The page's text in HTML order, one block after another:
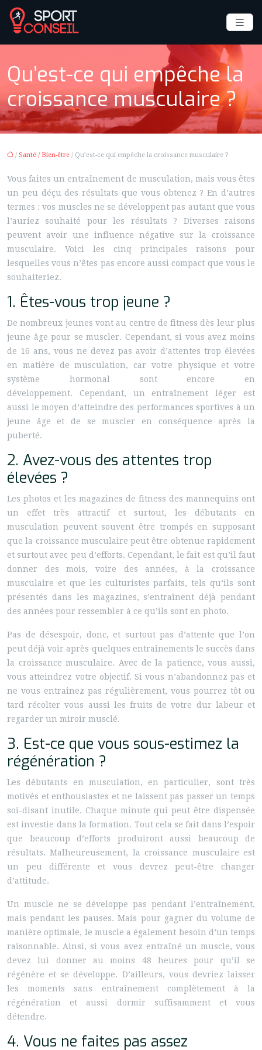
Qu’est-ce qui empêche la
croissance musculaire ?
/ Santé / Bien-être / Qu’est-ce qui empêche la croissance musculaire ?
Vous faites un entraînement de musculation, mais vous êtes
un peu déçu des résultats que vous obtenez ? En d’autres
termes : vos muscles ne se développent pas autant que vous
l’auriez souhaité pour les résultats ? Diverses raisons
peuvent avoir une influence négative sur la croissance
musculaire. Voici les cinq principales raisons pour
lesquelles vous n’êtes pas encore aussi compact que vous le
souhaiteriez.
1. Êtes-vous trop jeune ?
De nombreux jeunes vont au centre de fitness dès leur plus
jeune âge pour se muscler. Cependant, si vous avez moins
de 16 ans, vous ne devez pas avoir d’attentes trop élevées
en matière de musculation, car votre physique et votre
système hormonal sont encore en
développement. Cependant, un entraînement léger est
aussi le moyen d’atteindre des performances sportives à un
jeune âge et de se muscler en conséquence après la
puberté.
2. Avez-vous des attentes trop
élevées ?
Les photos et les magazines de fitness des mannequins ont
un effet très attractif et surtout, les débutants en
musculation peuvent souvent être trompés en supposant
que la croissance musculaire peut être obtenue rapidement
et surtout avec peu d’efforts. Cependant, le fait est qu’il faut
donner des mois, voire des années, à la croissance
musculaire et que les culturistes parfaits, tels qu’ils sont
présentés dans les magazines, s’entraînent déjà pendant
des années pour ressembler à ce qu’ils sont en photo.
Pas de désespoir, donc, et surtout pas d’attente que l’on
peut déjà voir après quelques entraînements le succès dans
la croissance musculaire. Avec de la patience, vous aussi,
vous atteindrez votre objectif. Si vous n’abandonnez pas et
ne vous entraînez pas régulièrement, vous pourrez tôt ou
tard récolter vous aussi les fruits de votre dur labeur et
regarder un miroir musclé.
3. Est-ce que vous sous-estimez la
régénération ?
Les débutants en musculation, en particulier, sont très
motivés et enthousiastes et ne laissent pas passer un temps
soi-disant inutile. Chaque minute qui peut être dispensée
est investie dans la formation. Tout cela se fait dans l’espoir
que beaucoup d’efforts produiront aussi beaucoup de
résultats. Malheureusement, la croissance musculaire est
un peu différente et vous devrez peut-être changer
d’attitude.
Un muscle ne se développe pas pendant l’entraînement,
mais pendant les pauses. Mais pour gagner du volume de
manière optimale, le muscle a également besoin d’un temps
raisonnable. Ainsi, si vous avez entraîné un muscle, vous
devez lui donner au moins 48 heures pour qu’il se
régénère et se développe. D’ailleurs, vous devriez laisser
les moments sans entraînement complètement à la
régénération et aussi dormir suffisamment et vous
détendre.
4. Vous ne faites pas assez